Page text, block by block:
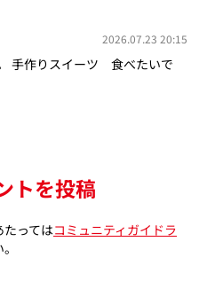
2026.07.23 20:15
手作りスイーツ 食べたいで
トを投稿
ってはコミュニティガイドラ